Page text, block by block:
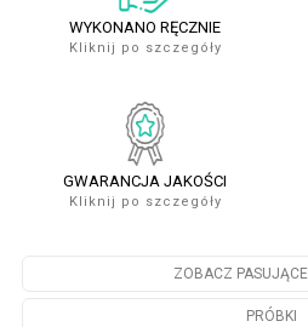
WYKONANO RĘCZNIE
Kliknij po szczegóły
GWARANCJA JAKOŚCI
Kliknij po szczegóły
ZOBACZ PASUJĄCE
PRÓBKI